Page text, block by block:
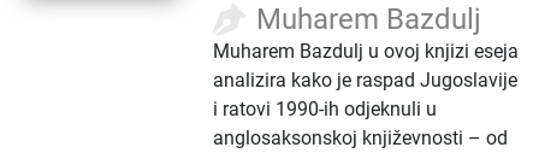
Muharem Bazdulj
Muharem Bazdulj u ovoj knjizi eseja
analizira kako je raspad Jugoslavije
i ratovi 1990-ih odjeknuli u
anglosaksonskoj književnosti – od